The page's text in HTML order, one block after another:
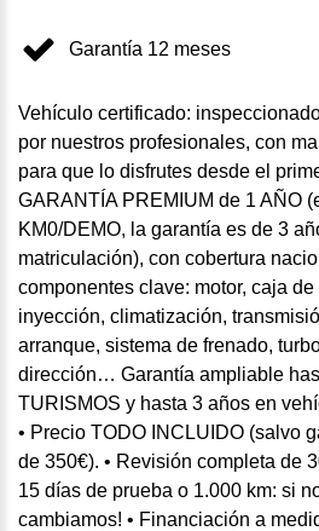
Garantía 12 meses
Vehículo certificado:
por nuestros profesionales, con
para que lo disfrutes desde el
GARANTÍA PREMIUM de 1 AÑO
KM0/DEMO, la garantía es de 3
matriculación), con cobertura
componentes clave: motor, caja
inyección, climatización,
arranque, sistema de frenado,
dirección… Garantía ampliable
TURISMOS y hasta 3 años en
• Precio TODO INCLUIDO (salvo
de 350€). • Revisión completa de
15 días de prueba o 1.000 km: si
cambiamos! • Financiación a